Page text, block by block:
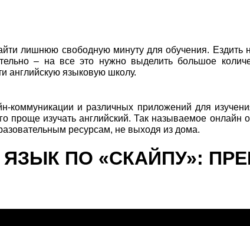
лишнюю свободную минуту для обучения. Ездить
– на все это нужно выделить большое
английскую языковую школу.
коммуникации и различных приложений для
проще изучать английский. Так называемое онлайн
ресурсам, не выходя из дома.
ПО «СКАЙПУ»: